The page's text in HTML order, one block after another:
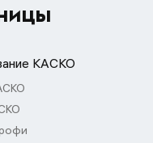
КАСКО